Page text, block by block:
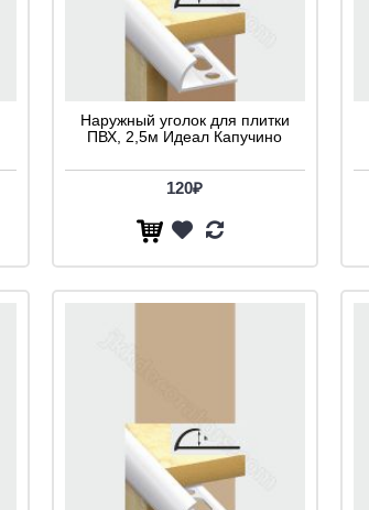
Наружный уголок для плитки
ПВХ, 2,5м Идеал Капучино
120₽